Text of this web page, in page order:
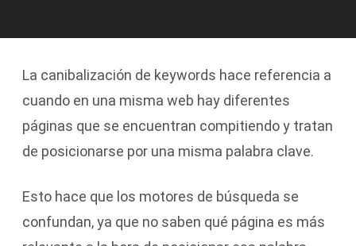
La canibalización de keywords hace referencia a
cuando en una misma web hay diferentes
páginas que se encuentran compitiendo y tratan
de posicionarse por una misma palabra clave.
Esto hace que los motores de búsqueda se
confundan, ya que no saben qué página es más